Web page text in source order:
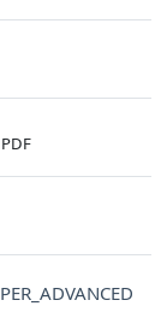
File
PDF